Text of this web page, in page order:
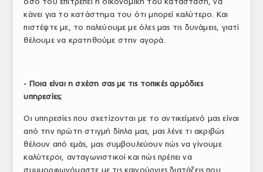
κάνει για το κατάστημα του ότι μπορεί καλύτερο. Και
πιστέψτε με, το παλεύουμε με όλες μας τις δυνάμεις, γιατί
θέλουμε να κρατηθούμε στην αγορά.
- Ποια είναι η σχέση σας με τις τοπικές αρμόδιες
υπηρεσίες;
Οι υπηρεσίες που σχετίζονται με το αντικείμενό μας είναι
από την πρώτη στιγμή δίπλα μας, μας λένε τι ακριβώς
θέλουν από εμάς, μας συμβουλεύουν πώς να γίνουμε
καλύτεροι, ανταγωνιστικοί και πώς πρέπει να
συμμορφωνόμαστε με τις καινούργιες διατάξεις που